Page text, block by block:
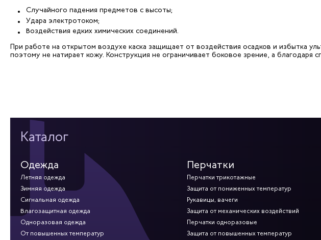
Случайного падения предметов с высоты;
Удара электротоком;
Воздействия едких химических соединений.
При работе на открытом воздухе каска защищает от воздействия осадков и избытка
поэтому не натирает кожу. Конструкция не ограничивает боковое зрение, а
Каталог
Одежда
Летняя одежда
Зимняя одежда
Сигнальная одежда
Влагозащитная одежда
Одноразовая одежда
От повышенных температур
Перчатки
Перчатки трикотажные
Защита от пониженных температур
Рукавицы, вачеги
Защита от механических воздействий
Перчатки одноразовые
Защита от повышенных температур